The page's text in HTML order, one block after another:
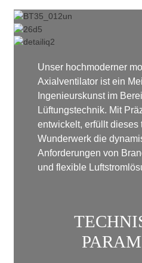
Unser hochmoderner
Axialventilator ist ein
Ingenieurskunst im
Lüftungstechnik. Mit
entwickelt, erfüllt dieses
Wunderwerk die
Anforderungen von
und flexible